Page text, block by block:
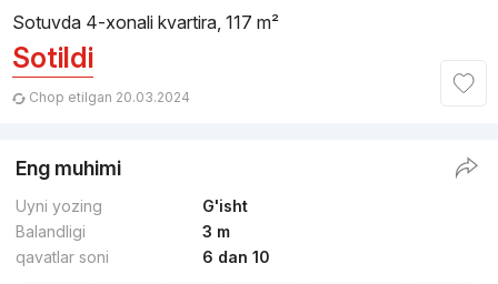
Sotuvda 4-xonali kvartira, 117 m²
Sotildi
Chop etilgan 20.03.2024
Eng muhimi
Uyni yozing
G'isht
Balandligi
3 m
qavatlar soni
6 dan 10